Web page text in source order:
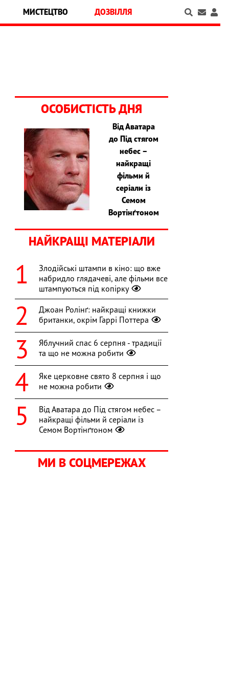
МИСТЕЦТВО ДОЗВІЛЛЯ
ОСОБИСТІСТЬ ДНЯ
Від Аватара
до Під стягом
небес –
найкращі
фільми й
серіали із
Семом
Вортінґтоном
НАЙКРАЩІ МАТЕРІАЛИ
Злодійські штампи в кіно: що вже
набридло глядачеві, але фільми все
штампуються під копірку
Джоан Ролінґ: найкращі книжки
британки, окрім Гаррі Поттера
Яблучний спас 6 серпня - традиції
та що не можна робити
Яке церковне свято 8 серпня і що
не можна робити
Від Аватара до Під стягом небес –
найкращі фільми й серіали із
Семом Вортінґтоном
МИ В СОЦМЕРЕЖАХ